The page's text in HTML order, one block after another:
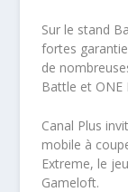
Sur le stand
fortes
de
Battle et ONE
Canal Plus
mobile à
Extreme, le
Gameloft.